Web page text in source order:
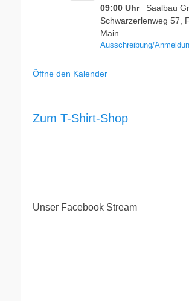
09:00 Uhr
Saalbau
Schwarzerlenweg 57,
Main
Ausschreibung/
Öffne den Kalender
Zum T-Shirt-Shop
Unser Facebook Stream